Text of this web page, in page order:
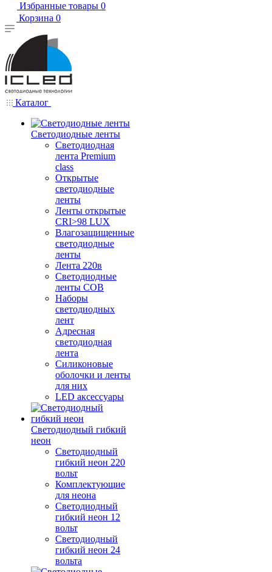
Избранные товары 0
Корзина 0
Каталог
Светодиодные ленты
Светодиодная
лента Premium
class
Открытые
светодиодные
ленты
Ленты открытые
CRI>98 LUX
Влагозащищенные
светодиодные
ленты
Лента 220в
Светодиодные
ленты COB
Наборы
светодиодных
лент
Адресная
светодиодная
лента
Силиконовые
оболочки и ленты
для них
LED аксессуары
Светодиодный гибкий
неон
Светодиодный
гибкий неон 220
вольт
Комплектующие
для неона
Светодиодный
гибкий неон 12
вольт
Светодиодный
гибкий неон 24
вольта